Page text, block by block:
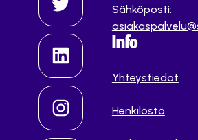
Sähköposti:
Info
Yhteystiedot
Henkilöstö